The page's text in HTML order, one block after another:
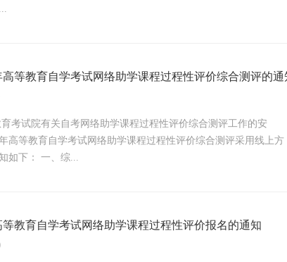
高等教育自学考试网络助学课程过程性评价综合测评的通
考试院有关自考网络助学课程过程性评价综合测评工作的安
高等教育自学考试网络助学课程过程性评价综合测评采用线上方
如下： 一、综...
等教育自学考试网络助学课程过程性评价报名的通知